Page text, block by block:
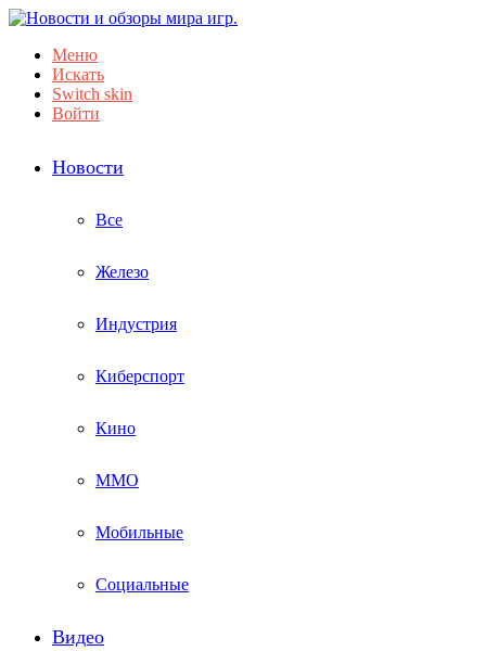
Меню
Искать
Switch skin
Войти
Новости
Все
Железо
Индустрия
Киберспорт
Кино
ММО
Мобильные
Социальные
Видео